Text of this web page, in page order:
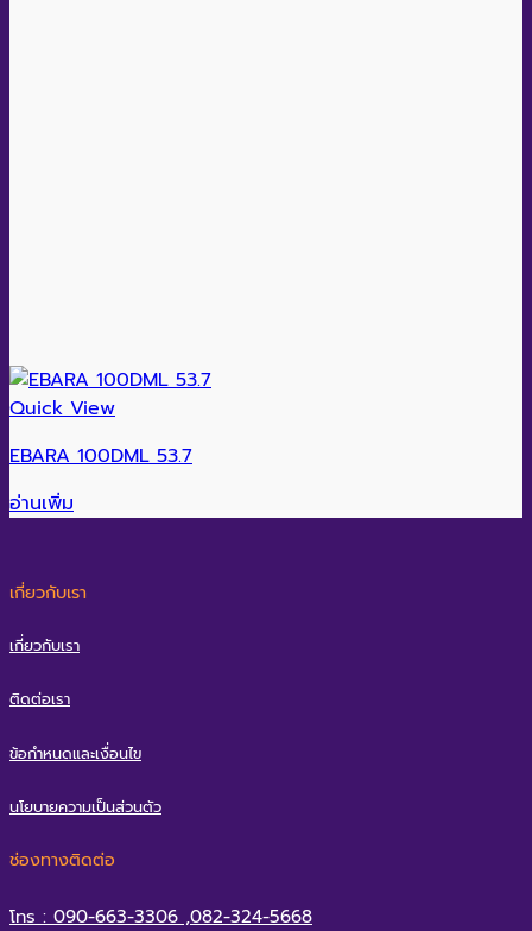
Quick View
EBARA 100DML 53.7
อ่านเพิ่ม
เกี่ยวกับเรา
เกี่ยวกับเรา
ติดต่อเรา
ข้อกำหนดและเงื่อนไข
นโยบายความเป็นส่วนตัว
ช่องทางติดต่อ
โทร : 090-663-3306 ,082-324-5668